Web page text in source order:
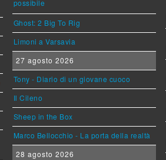
possibile
Ghost: 2 Big To Rig
Limoni a Varsavia
27 agosto 2026
Tony - Diario di un giovane cuoco
Il Cileno
Sheep in the Box
Marco Bellocchio - La porta della realtà
28 agosto 2026